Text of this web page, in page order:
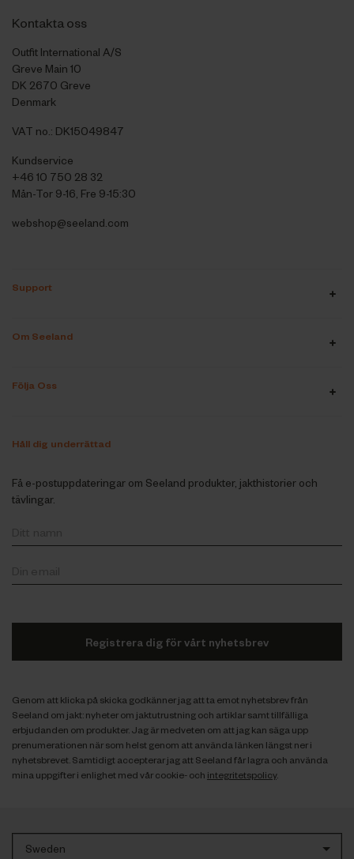
Kontakta oss
Outfit International A/S
Greve Main 10
DK 2670 Greve
Denmark
VAT no.: DK15049847
Kundservice
+46 10 750 28 32
Mån-Tor 9-16, Fre 9-15:30
webshop@seeland.com
Support
Om Seeland
Följa Oss
Håll dig underrättad
Få e-postuppdateringar om Seeland produkter, jakthistorier och
tävlingar.
Registrera dig för vårt nyhetsbrev
Genom att klicka på skicka godkänner jag att ta emot nyhetsbrev från
Seeland om jakt: nyheter om jaktutrustning och artiklar samt tillfälliga
erbjudanden om produkter. Jag är medveten om att jag kan säga upp
prenumerationen när som helst genom att använda länken längst ner i
nyhetsbrevet. Samtidigt accepterar jag att Seeland får lagra och använda
mina uppgifter i enlighet med vår cookie- och integritetspolicy.
Sweden